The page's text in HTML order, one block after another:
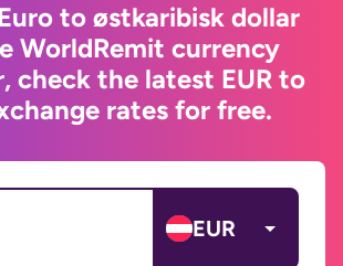
to østkaribisk dollar
WorldRemit currency
check the latest EUR to
rates for free.
EUR